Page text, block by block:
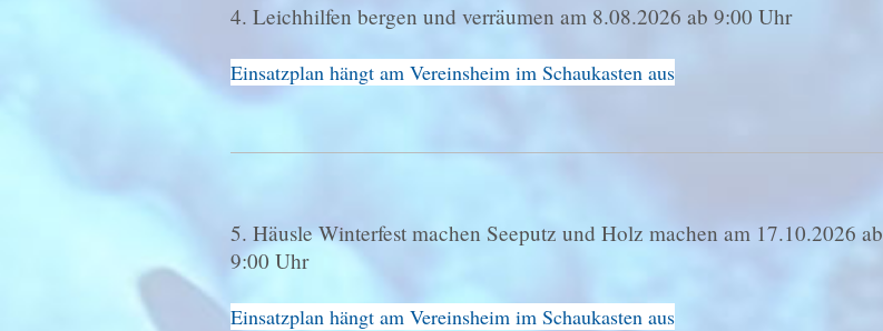
4. Leichhilfen bergen und verräumen am 8.08.2026 ab 9:00 Uhr
Einsatzplan hängt am Vereinsheim im Schaukasten aus
5. Häusle Winterfest machen Seeputz und Holz machen am 17.10.2026 ab
9:00 Uhr
Einsatzplan hängt am Vereinsheim im Schaukasten aus